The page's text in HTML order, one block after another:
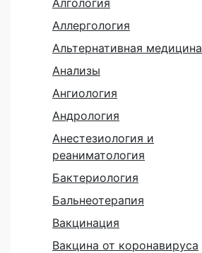
Аллергология
Альтернативная медицина
Анализы
Ангиология
Андрология
Анестезиология и
реаниматология
Бактериология
Бальнеотерапия
Вакцинация
Вакцина от коронавируса